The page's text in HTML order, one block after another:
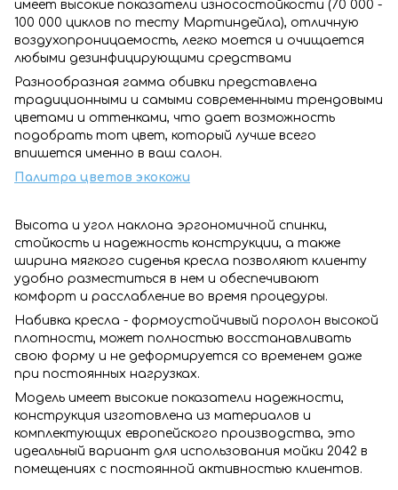
имеет высокие показатели износостойкости (70 000 -
100 000 циклов по тесту Мартиндейла), отличную
воздухопроницаемость, легко моется и очищается
любыми дезинфицирующими средствами
Разнообразная гамма обивки представлена
традиционными и самыми современными трендовыми
цветами и оттенками, что дает возможность
подобрать тот цвет, который лучше всего
впишется именно в ваш салон.
Палитра цветов экокожи
Высота и угол наклона эргономичной спинки,
стойкость и надежность конструкции, а также
ширина мягкого сиденья кресла позволяют клиенту
удобно разместиться в нем и обеспечивают
комфорт и расслабление во время процедуры.
Набивка кресла - формоустойчивый поролон высокой
плотности, может полностью восстанавливать
свою форму и не деформируется со временем даже
при постоянных нагрузках.
Модель имеет высокие показатели надежности,
конструкция изготовлена из материалов и
комплектующих европейского производства, это
идеальный вариант для использования мойки 2042 в
помещениях с постоянной активностью клиентов.